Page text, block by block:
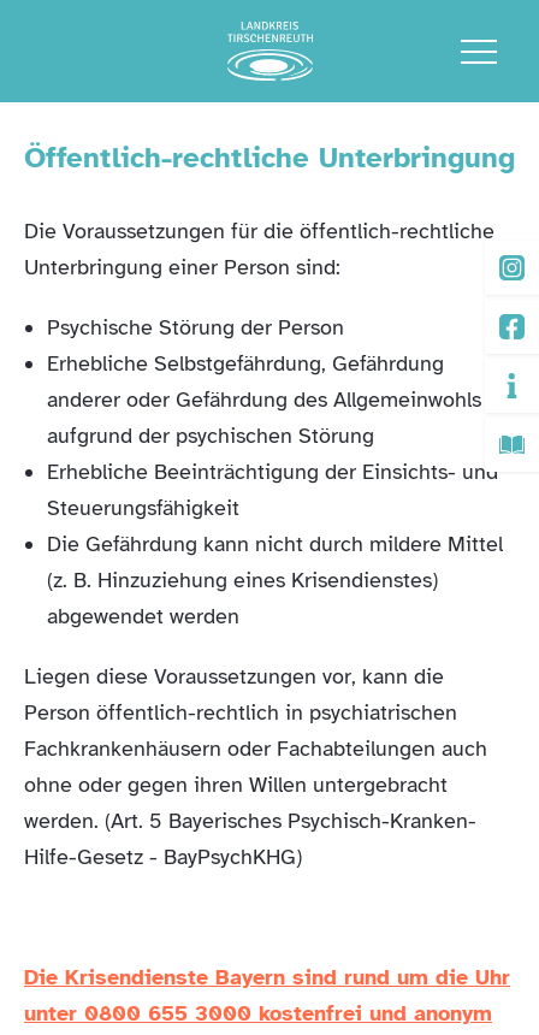
Öffentlich-rechtliche Unterbringung
Die Voraussetzungen für die öffentlich-rechtliche
Unterbringung einer Person sind:
Psychische Störung der Person
Erhebliche Selbstgefährdung, Gefährdung
anderer oder Gefährdung des Allgemeinwohls
aufgrund der psychischen Störung
Erhebliche Beeinträchtigung der Einsichts- und
Steuerungsfähigkeit
Die Gefährdung kann nicht durch mildere Mittel
(z. B. Hinzuziehung eines Krisendienstes)
abgewendet werden
Liegen diese Voraussetzungen vor, kann die
Person öffentlich-rechtlich in psychiatrischen
Fachkrankenhäusern oder Fachabteilungen auch
ohne oder gegen ihren Willen untergebracht
werden. (Art. 5 Bayerisches Psychisch-Kranken-
Hilfe-Gesetz - BayPsychKHG)
Die Krisendienste Bayern sind rund um die Uhr
unter 0800 655 3000 kostenfrei und anonym